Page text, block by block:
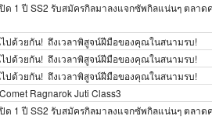
ปิด 1 ปี SS2 รับสมัครกิลมาลงแจกซัพกิลแน่นๆ ตลาด
ปด้วยกัน! ️ ถึงเวลาพิสูจน์ฝีมือของคุณในสนามรบ!
ปด้วยกัน! ️ ถึงเวลาพิสูจน์ฝีมือของคุณในสนามรบ!
ปด้วยกัน! ️ ถึงเวลาพิสูจน์ฝีมือของคุณในสนามรบ!
Comet Ragnarok Juti Class3
ปิด 1 ปี SS2 รับสมัครกิลมาลงแจกซัพกิลแน่นๆ ตลาด